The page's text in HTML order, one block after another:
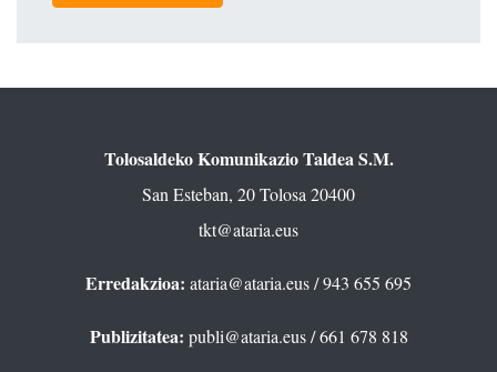
Tolosaldeko Komunikazio Taldea S.M.
San Esteban, 20 Tolosa 20400
tkt@ataria.eus
Erredakzioa: ataria@ataria.eus/ 943 655 695
Publizitatea: publi@ataria.eus/ 661 678 818